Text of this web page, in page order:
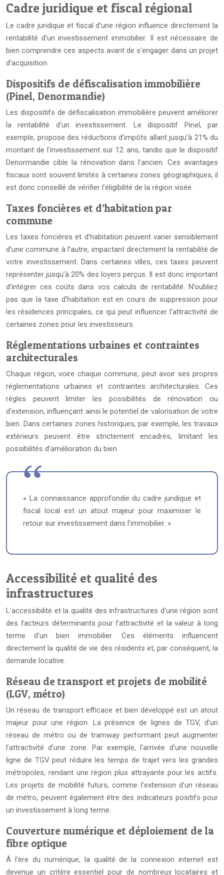
Cadre juridique et fiscal régional
Le cadre juridique et fiscal d’une région influence directement la
rentabilité d’un investissement immobilier. Il est nécessaire de
bien comprendre ces aspects avant de s’engager dans un projet
d’acquisition.
Dispositifs de défiscalisation immobilière
(Pinel, Denormandie)
Les dispositifs de défiscalisation immobilière peuvent améliorer
la rentabilité d’un investissement. Le dispositif Pinel, par
exemple, propose des réductions d’impôts allant jusqu’à 21% du
montant de l’investissement sur 12 ans, tandis que le dispositif
Denormandie cible la rénovation dans l’ancien. Ces avantages
fiscaux sont souvent limités à certaines zones géographiques, il
est donc conseillé de vérifier l’éligibilité de la région visée.
Taxes foncières et d’habitation par
commune
Les taxes foncières et d’habitation peuvent varier sensiblement
d’une commune à l’autre, impactant directement la rentabilité de
votre investissement. Dans certaines villes, ces taxes peuvent
représenter jusqu’à 20% des loyers perçus. Il est donc important
d’intégrer ces coûts dans vos calculs de rentabilité. N’oubliez
pas que la taxe d’habitation est en cours de suppression pour
les résidences principales, ce qui peut influencer l’attractivité de
certaines zones pour les investisseurs.
Réglementations urbaines et contraintes
architecturales
Chaque région, voire chaque commune, peut avoir ses propres
réglementations urbaines et contraintes architecturales. Ces
règles peuvent limiter les possibilités de rénovation ou
d’extension, influençant ainsi le potentiel de valorisation de votre
bien. Dans certaines zones historiques, par exemple, les travaux
extérieurs peuvent être strictement encadrés, limitant les
possibilités d’amélioration du bien.
« La connaissance approfondie du cadre juridique et
fiscal local est un atout majeur pour maximiser le
retour sur investissement dans l’immobilier. »
Accessibilité et qualité des
infrastructures
L’accessibilité et la qualité des infrastructures d’une région sont
des facteurs déterminants pour l’attractivité et la valeur à long
terme d’un bien immobilier. Ces éléments influencent
directement la qualité de vie des résidents et, par conséquent, la
demande locative.
Réseau de transport et projets de mobilité
(LGV, métro)
Un réseau de transport efficace et bien développé est un atout
majeur pour une région. La présence de lignes de TGV, d’un
réseau de métro ou de tramway performant peut augmenter
l’attractivité d’une zone. Par exemple, l’arrivée d’une nouvelle
ligne de TGV peut réduire les temps de trajet vers les grandes
métropoles, rendant une région plus attrayante pour les actifs.
Les projets de mobilité futurs, comme l’extension d’un réseau
de métro, peuvent également être des indicateurs positifs pour
un investissement à long terme.
Couverture numérique et déploiement de la
fibre optique
À l’ère du numérique, la qualité de la connexion internet est
devenue un critère essentiel pour de nombreux locataires et